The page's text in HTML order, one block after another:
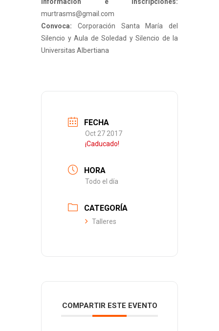
murtrasms@gmail.com
Convoca: Corporación Santa María del
Silencio y Aula de Soledad y Silencio de la
Universitas Albertiana
FECHA
Oct 27 2017
¡Caducado!
HORA
Todo el día
CATEGORÍA
Talleres
COMPARTIR ESTE EVENTO